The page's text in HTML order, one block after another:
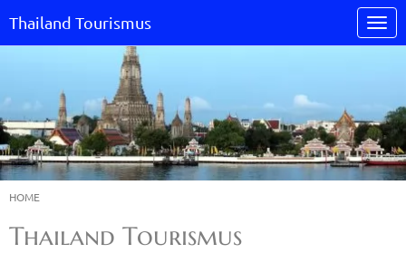
Thailand Tourismus
HOME
Thailand Tourismus